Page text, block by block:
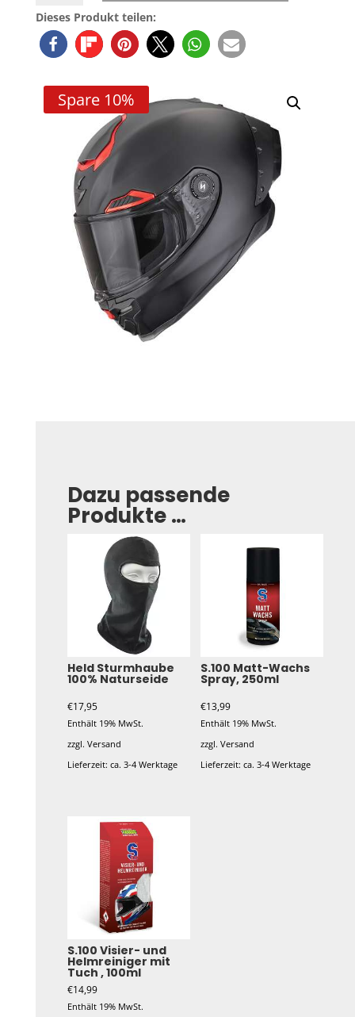
Dieses Produkt teilen:
Spare 10%
AIR
Solid
Mattschwarz-
Menge
Dazu passende
Produkte …
Held Sturmhaube
100% Naturseide
€17,95
Enthält 19% MwSt.
zzgl.Versand
Lieferzeit: ca. 3-4 Werktage
S.100 Matt-Wachs
Spray, 250ml
€13,99
Enthält 19% MwSt.
zzgl. Versand
Lieferzeit: ca. 3-4 Werktage
S.100 Visier- und
Helmreiniger mit
Tuch , 100ml
€14,99
Enthält 19% MwSt.